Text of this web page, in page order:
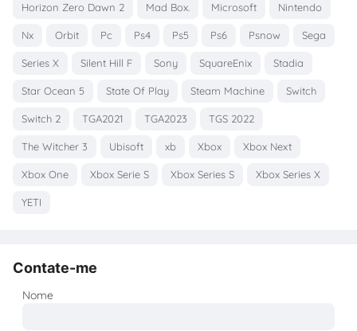
Horizon Zero Dawn 2 Mad Box. Microsoft Nintendo
Nx Orbit Pc Ps4 Ps5 Ps6 Psnow Sega
Series X Silent Hill F Sony SquareEnix Stadia
Star Ocean 5 State Of Play Steam Machine Switch
Switch 2 TGA2021 TGA2023 TGS 2022
The Witcher 3 Ubisoft xb Xbox Xbox Next
Xbox One Xbox Serie S Xbox Series S Xbox Series X
YETI
Contate-me
Nome